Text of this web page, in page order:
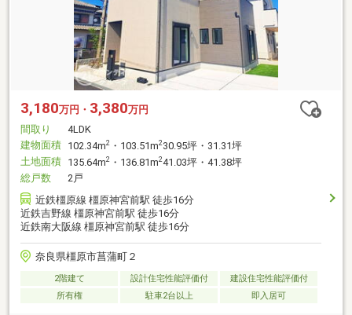
3,180万円・ 3,380万円
間取り
4LDK
建物面積 102.34m2 ・103.51m230.95坪・31.31坪
土地面積 135.64m2 ・136.81m241.03坪・41.38坪
総戸数
2戸
近鉄橿原線 橿原神宮前駅 徒歩16分
近鉄吉野線 橿原神宮前駅 徒歩16分
近鉄南大阪線 橿原神宮前駅 徒歩16分
奈良県橿原市菖蒲町２
2階建て 設計住宅性能評価付
建設住宅性能評価付
所有権
駐車2台以上 即入居可